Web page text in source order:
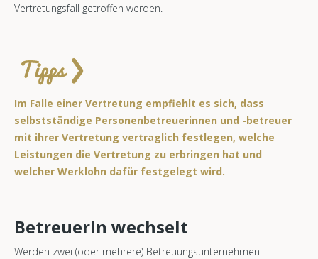
Vertretungsfall getroffen werden.
Im Falle einer Vertretung empfiehlt es sich, dass
selbstständige Personenbetreuerinnen und -betreuer
mit ihrer Vertretung vertraglich festlegen, welche
Leistungen die Vertretung zu erbringen hat und
welcher Werklohn dafür festgelegt wird.
BetreuerIn wechselt
Werden zwei (oder mehrere) Betreuungsunternehmen